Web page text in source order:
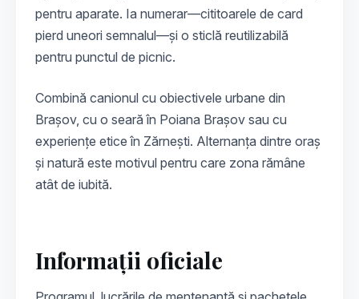
pentru aparate. Ia numerar—cititoarele de card
pierd uneori semnalul—și o sticlă reutilizabilă
pentru punctul de picnic.
Combină canionul cu obiectivele urbane din
Brașov, cu o seară în Poiana Brașov sau cu
experiențe etice în Zărnești. Alternanța dintre oraș
și natură este motivul pentru care zona rămâne
atât de iubită.
Informații oficiale